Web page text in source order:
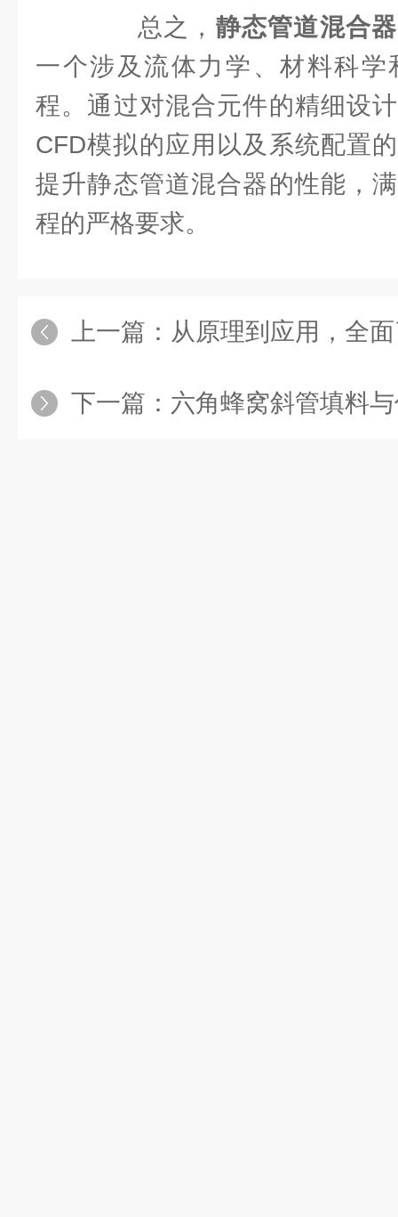
总之， 静态管道混合器
一个涉及流体力学、材料科
程。通过对混合元件的精细设
CFD模拟的应用以及系统配置
提升静态管道混合器的性能，
程的严格要求。
上一篇： 从原理到应用，全
下一篇： 六角蜂窝斜管填料